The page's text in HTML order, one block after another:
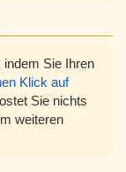
indem Sie Ihren
Klick auf
Sie nichts
weiteren